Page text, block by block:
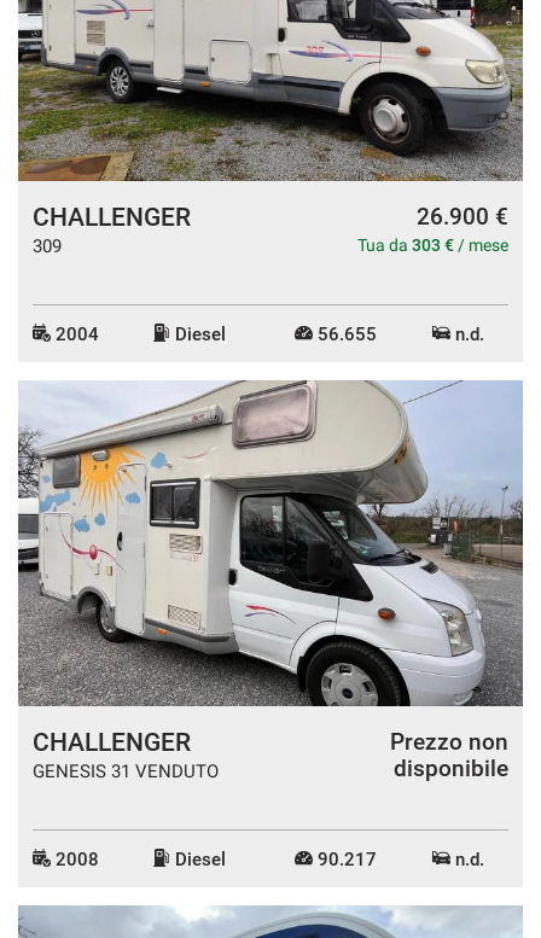
CHALLENGER
309
26.900 €
Tua da 303 € / mese
2004 Diesel 56.655 n.d.
CHALLENGER
GENESIS 31 VENDUTO
Prezzo non
disponibile
2008 Diesel 90.217 n.d.